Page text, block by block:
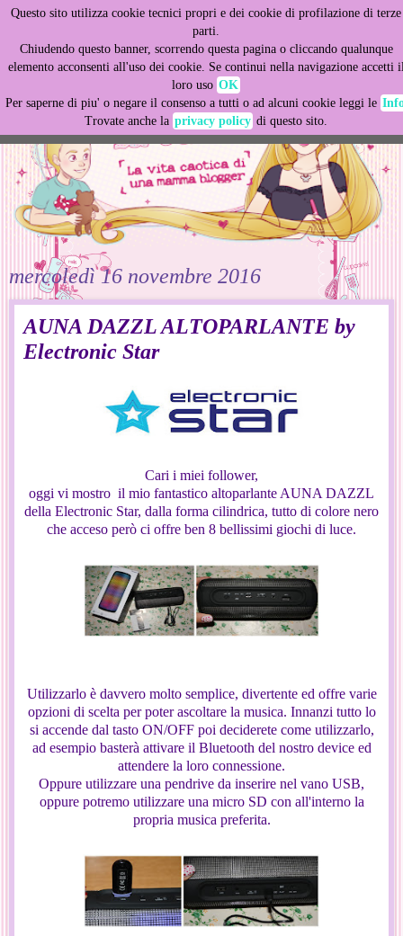
Questo sito utilizza cookie tecnici propri e dei cookie di profilazione di terze
parti.
Chiudendo questo banner, scorrendo questa pagina o cliccando qualunque
elemento acconsenti all'uso dei cookie. Se continui nella navigazione accetti
loro uso OK
Per saperne di piu' o negare il consenso a tutti o ad alcuni cookie leggi le
Trovate anche la privacy policy di questo sito.
mercoledì 16 novembre 2016
AUNA DAZZL ALTOPARLANTE by
Electronic Star
Cari i miei follower,
oggi vi mostro il mio fantastico altoparlante AUNA DAZZL
della Electronic Star, dalla forma cilindrica, tutto di colore nero
che acceso però ci offre ben 8 bellissimi giochi di luce.
Utilizzarlo è davvero molto semplice, divertente ed offre varie
opzioni di scelta per poter ascoltare la musica. Innanzi tutto lo
si accende dal tasto ON/OFF poi deciderete come utilizzarlo,
ad esempio basterà attivare il Bluetooth del nostro device ed
attendere la loro connessione.
Oppure utilizzare una pendrive da inserire nel vano USB,
oppure potremo utilizzare una micro SD con all'interno la
propria musica preferita.
This site uses cookies from Google to deliver its services
and to analyze traffic. Your IP address and user-agent are
shared with Google along with performance and security
metrics to ensure quality of service, generate usage
statistics, and to detect and address abuse.
LEARN MORE GOT IT